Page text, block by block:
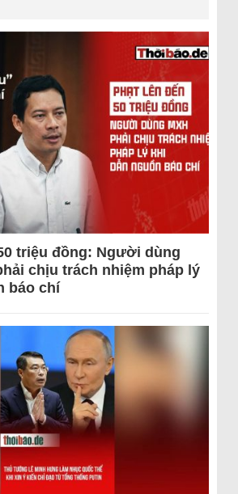
triệu đồng: Người dùng
chịu trách nhiệm pháp lý
báo chí